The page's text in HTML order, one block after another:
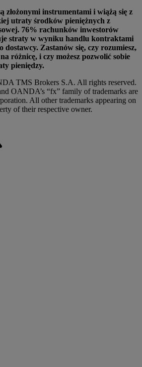
złożonymi instrumentami i wiążą się z
utraty środków pieniężnych z
76% rachunków inwestorów
straty w wyniku handlu kontraktami
dostawcy. Zastanów się, czy rozumiesz,
różnicę, i czy możesz pozwolić sobie
pieniędzy.
TMS Brokers S.A. All rights reserved.
OANDA’s “fx” family of trademarks are
All other trademarks appearing on
of their respective owner.